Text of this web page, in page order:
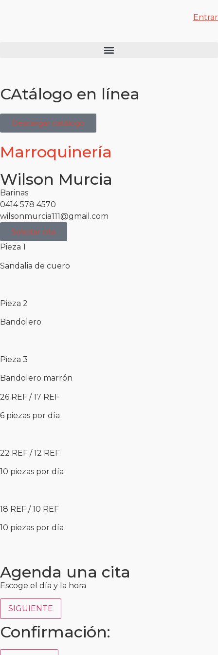
Entrar
CAtálogo en línea
Descargar catálogo
Marroquinería
Wilson Murcia
Barinas
0414 578 4570
wilsonmurcia111@gmail.com
Solicitar cita
Pieza 1
Sandalia de cuero
Pieza 2
Bandolero
Pieza 3
Bandolero marrón
26 REF / 17 REF
6 piezas por día
22 REF / 12 REF
10 piezas por día
18 REF / 10 REF
10 piezas por día
Agenda una cita
Escoge el día y la hora
SIGUIENTE
Confirmación: